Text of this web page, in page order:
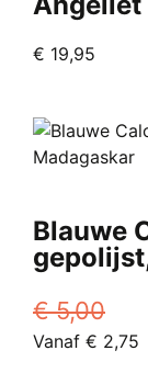
€ 19,95
Blauwe
€5,00
Vanaf € 2,75